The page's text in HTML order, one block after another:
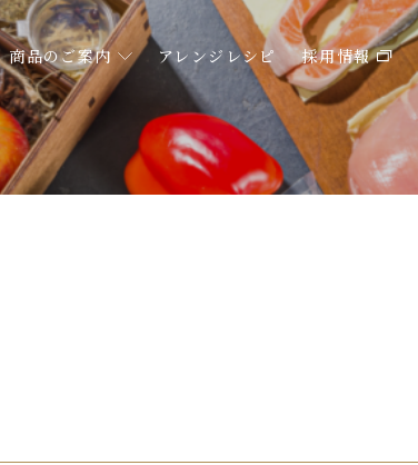
商品のご案内 アレンジレシピ 採用情報